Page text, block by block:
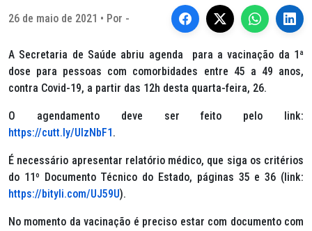
26 de maio de 2021 • Por -
A Secretaria de Saúde abriu agenda para a vacinação da 1ª
dose para pessoas com comorbidades entre 45 a 49 anos,
contra Covid-19, a partir das 12h desta quarta-feira, 26.
O agendamento deve ser feito pelo link:
https://cutt.ly/UlzNbF1.
É necessário apresentar relatório médico, que siga os critérios
do 11º Documento Técnico do Estado, páginas 35 e 36 (link:
https://bityli.com/UJ59U).
No momento da vacinação é preciso estar com documento com